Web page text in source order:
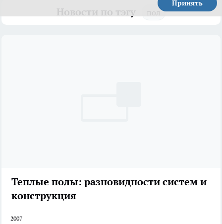
Принять
пол
Теплые полы: разновидности систем и
конструкция
2007